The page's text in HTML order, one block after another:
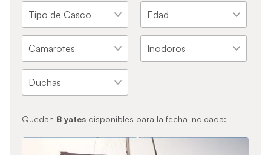
Quedan 8yatesdisponibles para la fecha indicada: